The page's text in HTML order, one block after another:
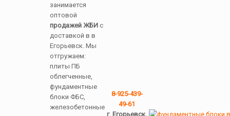
занимается
оптовой
продажей ЖБИ с
доставкой в в
Егорьевск. Мы
отгружаем:
плиты ПБ
облегченные,
фундаментные
блоки ФБС,
железобетонные
8-925-439-
49-61
г. Егорьевск,